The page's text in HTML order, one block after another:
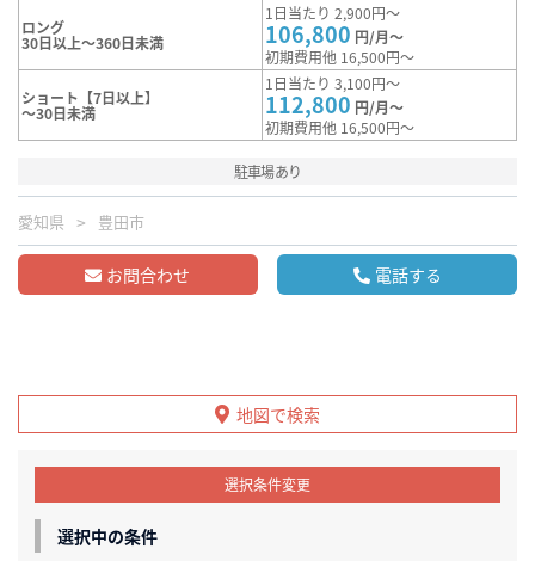
ロング
30日以上～360日未満
1日当たり 2,900円～
106,800 円/月～
初期費用他 16,500円～
ショート【7日以上】
～30日未満
1日当たり 3,100円～
112,800 円/月～
初期費用他 16,500円～
駐車場あり
愛知県 豊田市
お問合わせ 電話する
地図で検索
選択条件変更
選択中の条件